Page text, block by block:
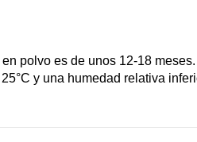
polvo es de unos 12-18
y una humedad relativa